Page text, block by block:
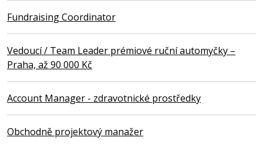
Fundraising Coordinator
Vedoucí / Team Leader prémiové ruční automyčky –
Praha, až 90 000 Kč
Account Manager - zdravotnické prostředky
Obchodně projektový manažer